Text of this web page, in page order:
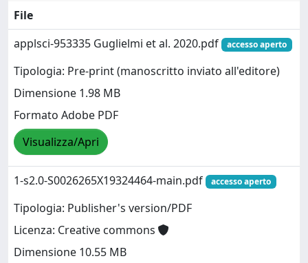
File
applsci-953335 Guglielmi et al. 2020.pdf
accesso aperto
Tipologia: Pre-print (manoscritto inviato all'editore)
Dimensione 1.98 MB
Formato Adobe PDF
Visualizza/Apri
1-s2.0-S0026265X19324464-main.pdf accesso aperto
Tipologia: Publisher's version/PDF
Licenza: Creative commons
Dimensione 10.55 MB